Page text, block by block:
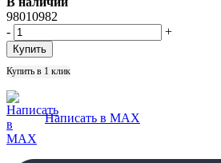
98010982
-
+
Купить в 1 клик
Написать в MAX